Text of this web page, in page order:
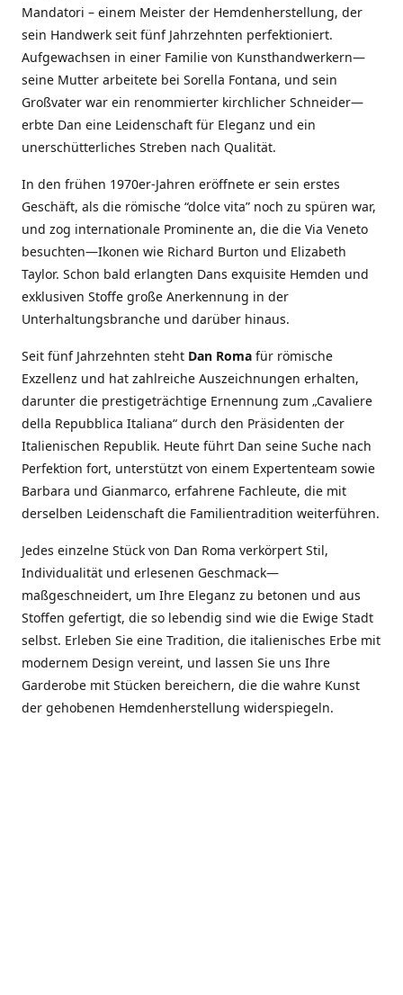
Mandatori – einem Meister der Hemdenherstellung, der
sein Handwerk seit fünf Jahrzehnten perfektioniert.
Aufgewachsen in einer Familie von Kunsthandwerkern—
seine Mutter arbeitete bei Sorella Fontana, und sein
Großvater war ein renommierter kirchlicher Schneider—
erbte Dan eine Leidenschaft für Eleganz und ein
unerschütterliches Streben nach Qualität.
In den frühen 1970er-Jahren eröffnete er sein erstes
Geschäft, als die römische “dolce vita” noch zu spüren war,
und zog internationale Prominente an, die die Via Veneto
besuchten—Ikonen wie Richard Burton und Elizabeth
Taylor. Schon bald erlangten Dans exquisite Hemden und
exklusiven Stoffe große Anerkennung in der
Unterhaltungsbranche und darüber hinaus.
Seit fünf Jahrzehnten steht Dan Roma für römische
Exzellenz und hat zahlreiche Auszeichnungen erhalten,
darunter die prestigeträchtige Ernennung zum „Cavaliere
della Repubblica Italiana“ durch den Präsidenten der
Italienischen Republik. Heute führt Dan seine Suche nach
Perfektion fort, unterstützt von einem Expertenteam sowie
Barbara und Gianmarco, erfahrene Fachleute, die mit
derselben Leidenschaft die Familientradition weiterführen.
Jedes einzelne Stück von Dan Roma verkörpert Stil,
Individualität und erlesenen Geschmack—
maßgeschneidert, um Ihre Eleganz zu betonen und aus
Stoffen gefertigt, die so lebendig sind wie die Ewige Stadt
selbst. Erleben Sie eine Tradition, die italienisches Erbe mit
modernem Design vereint, und lassen Sie uns Ihre
Garderobe mit Stücken bereichern, die die wahre Kunst
der gehobenen Hemdenherstellung widerspiegeln.